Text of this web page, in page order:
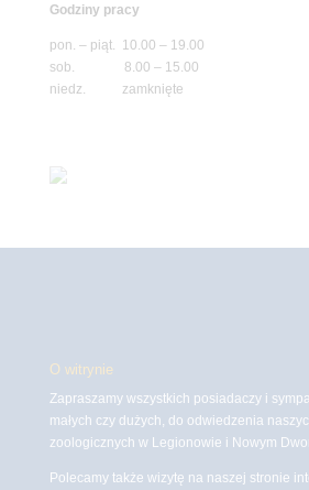
Godziny pracy
pon. – piąt. 10.00 – 19.00
sob. 8.00 – 15.00
niedz. zamknięte
O witrynie
Zapraszamy wszystkich posiadaczy i
małych czy dużych, do odwiedzenia
zoologicznych w Legionowie i Nowym
Polecamy także wizytę na naszej stronie